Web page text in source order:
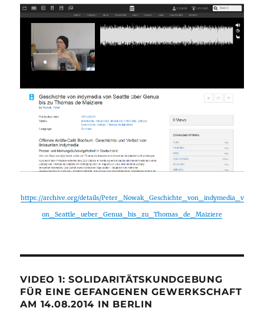
https://archive.org/details/Peter_Nowak_Geschichte_von_indymedia_v
on_Seattle_ueber_Genua_bis_zu_Thomas_de_Maiziere
VIDEO 1: SOLIDARITÄTSKUNDGEBUNG
FÜR EINE GEFANGENEN GEWERKSCHAFT
AM 14.08.2014 IN BERLIN